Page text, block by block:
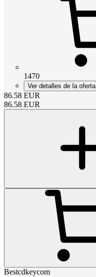
1470
Ver detalles de la oferta
86.58 EUR
86.58 EUR
Bestcdkeycom